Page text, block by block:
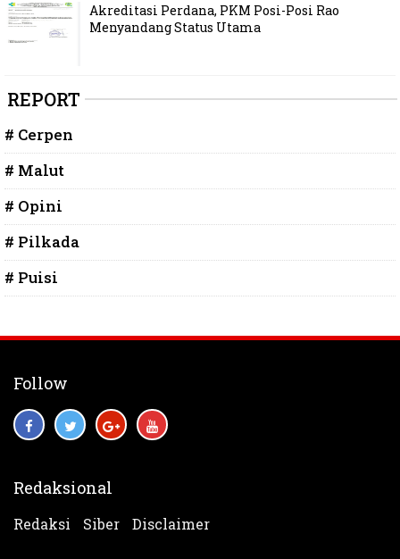
Akreditasi Perdana, PKM Posi-Posi Rao
Menyandang Status Utama
REPORT
# Cerpen
# Malut
# Opini
# Pilkada
# Puisi
Follow
Redaksional
Redaksi Siber Disclaimer